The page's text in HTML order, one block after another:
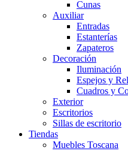
Cunas
Auxiliar
Entradas
Estanterías
Zapateros
Decoración
Iluminación
Espejos y
Cuadros y
Exterior
Escritorios
Sillas de escritorio
Tiendas
Muebles Toscana